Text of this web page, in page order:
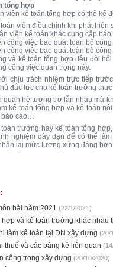
tổng hợp
viên kế toán tổng hợp có thể kể
viên điều chỉnh khi phát hiện
viên kế toán khác cung cấp
công việc bao quát toàn bộ
công việc bao quát toàn bộ
và kế toán tổng hợp đều đòi
công việc quan trọng này.
chịu trách nhiệm trực tiếp
đắc lực cho kế toán trưởng
quan hệ tương trợ lẫn nhau mà
kế toán tổng hợp và kế toán
báo cáo…
trưởng hay kế toán tổng
nghiệm dày dặn để có thể
lại mức lương xứng đáng
bài năm 2021 (22/1/2021)
hợp và kế toán trưởng khác nhau
làm kế toán tại DN xây dựng (20/
thuế và các bảng kê liên quan
công trong xây dựng (20/10/2020)